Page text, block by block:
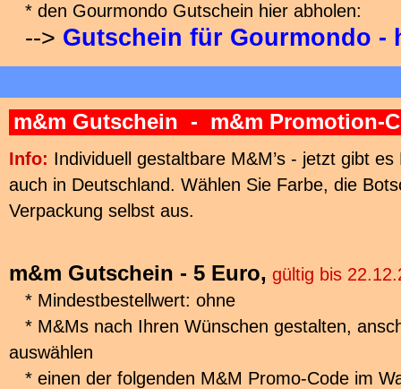
* den Gourmondo Gutschein hier abholen:
--> Gutschein für Gourmondo -
m&m Gutschein - m&m Promotion-
Info: Individuell gestaltbare M&M’s - jetzt gibt
auch in Deutschland. Wählen Sie Farbe, die
Verpackung selbst aus.
m&m Gutschein - 5 Euro, gültig bis
* Mindestbestellwert: ohne
* M&Ms nach Ihren Wünschen gestalten,
auswählen
* einen der folgenden M&M Promo-Code im